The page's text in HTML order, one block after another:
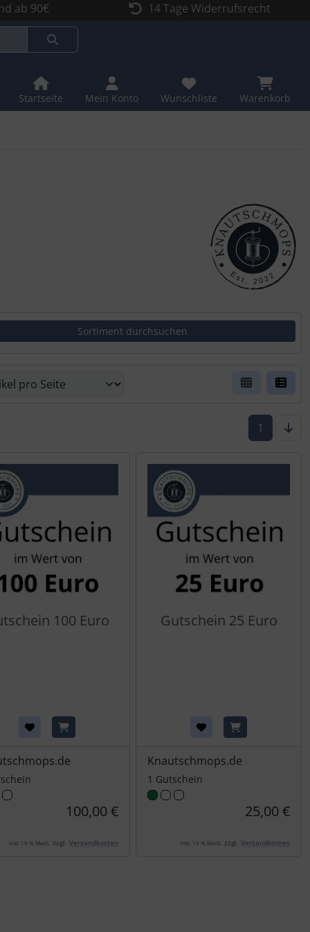
ab 90€ 14 Tage Widerrufsrecht
Startseite Mein Konto Wunschliste Warenkorb
1
100 Euro
100,00 €
inkl. 19 % MwSt. zzgl. Versandkosten
Gutschein 25 Euro
Knautschmops.de
1 Gutschein
25,00 €
inkl. 19 % MwSt. zzgl. Versandkosten